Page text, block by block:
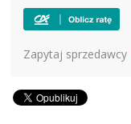
Zapytaj sprzedawcy